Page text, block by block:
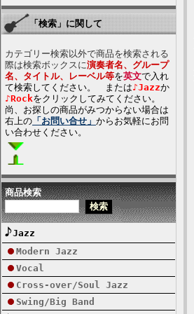
「検索」に関して
カテゴリー検索以外で商品を検索される
際は検索ボックスに演奏者名、グループ
名、タイトル、レーベル等を英文で入れ
て検索してください。 または♪Jazzか
♪Rockをクリックしてみてください。
尚、お探しの商品がみつからない場合は
右上の 「お問い合せ」 からお気軽にお問
い合わせください。
商品検索
Jazz
Modern Jazz
Vocal
Cross-over/Soul Jazz
Swing/Big Band